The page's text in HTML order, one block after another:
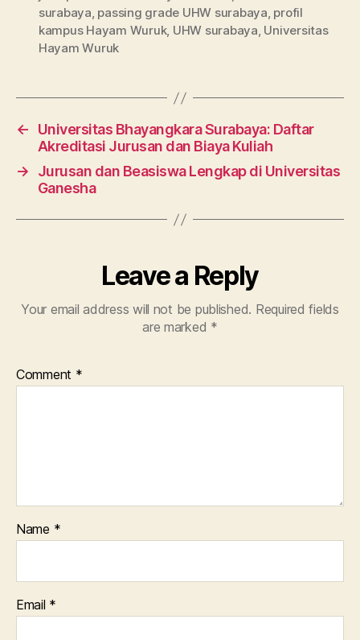
surabaya, passing grade UHW surabaya, profil
kampus Hayam Wuruk, UHW surabaya, Universitas
Hayam Wuruk
←
Universitas Bhayangkara Surabaya: Daftar
Akreditasi Jurusan dan Biaya Kuliah
→
Jurusan dan Beasiswa Lengkap di Universitas
Ganesha
Leave a Reply
Your email address will not be published. Required fields
are marked *
Comment *
Name *
Email *